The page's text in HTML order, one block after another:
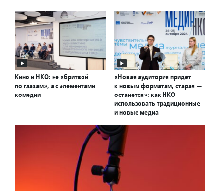
Кино и НКО: не «бритвой
по глазам», а с элементами
комедии
«Новая аудитория придет
к новым форматам, старая —
останется»: как НКО
использовать традиционные
и новые медиа